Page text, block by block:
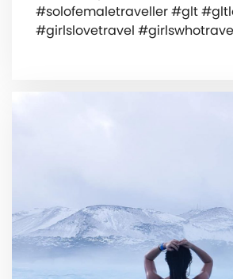
#solofemaletraveller #glt
#girlslovetravel